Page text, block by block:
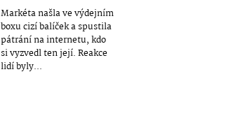
Markéta našla ve výdejním
boxu cizí balíček a spustila
pátrání na internetu, kdo
si vyzvedl ten její. Reakce
lidí byly...